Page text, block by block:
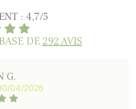
: 4,7/5
DE292 AVIS
G.
04/2026